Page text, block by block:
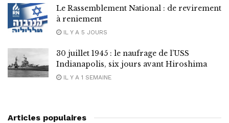
Le Rassemblement National : de revirement
à reniement
IL Y A 5 JOURS
30 juillet 1945 : le naufrage de l’USS
Indianapolis, six jours avant Hiroshima
IL Y A 1 SEMAINE
Articles populaires